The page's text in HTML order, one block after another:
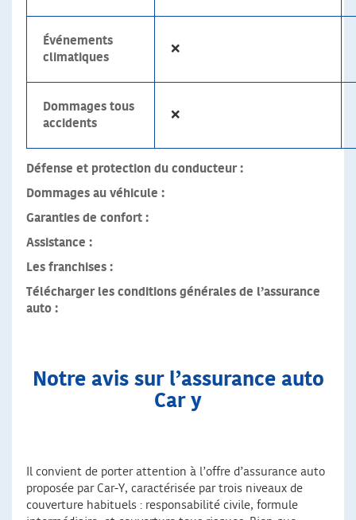
Événements
climatiques
❌
Dommages tous
accidents
❌
Défense et protection du conducteur :
Dommages au véhicule :
Garanties de confort :
Assistance :
Les franchises :
Télécharger les conditions générales de l’assurance
auto :
Notre avis sur l’assurance auto
Car y
Il convient de porter attention à l’offre d’assurance auto
proposée par Car-Y, caractérisée par trois niveaux de
couverture habituels : responsabilité civile, formule